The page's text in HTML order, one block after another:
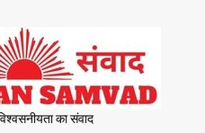
का संवाद